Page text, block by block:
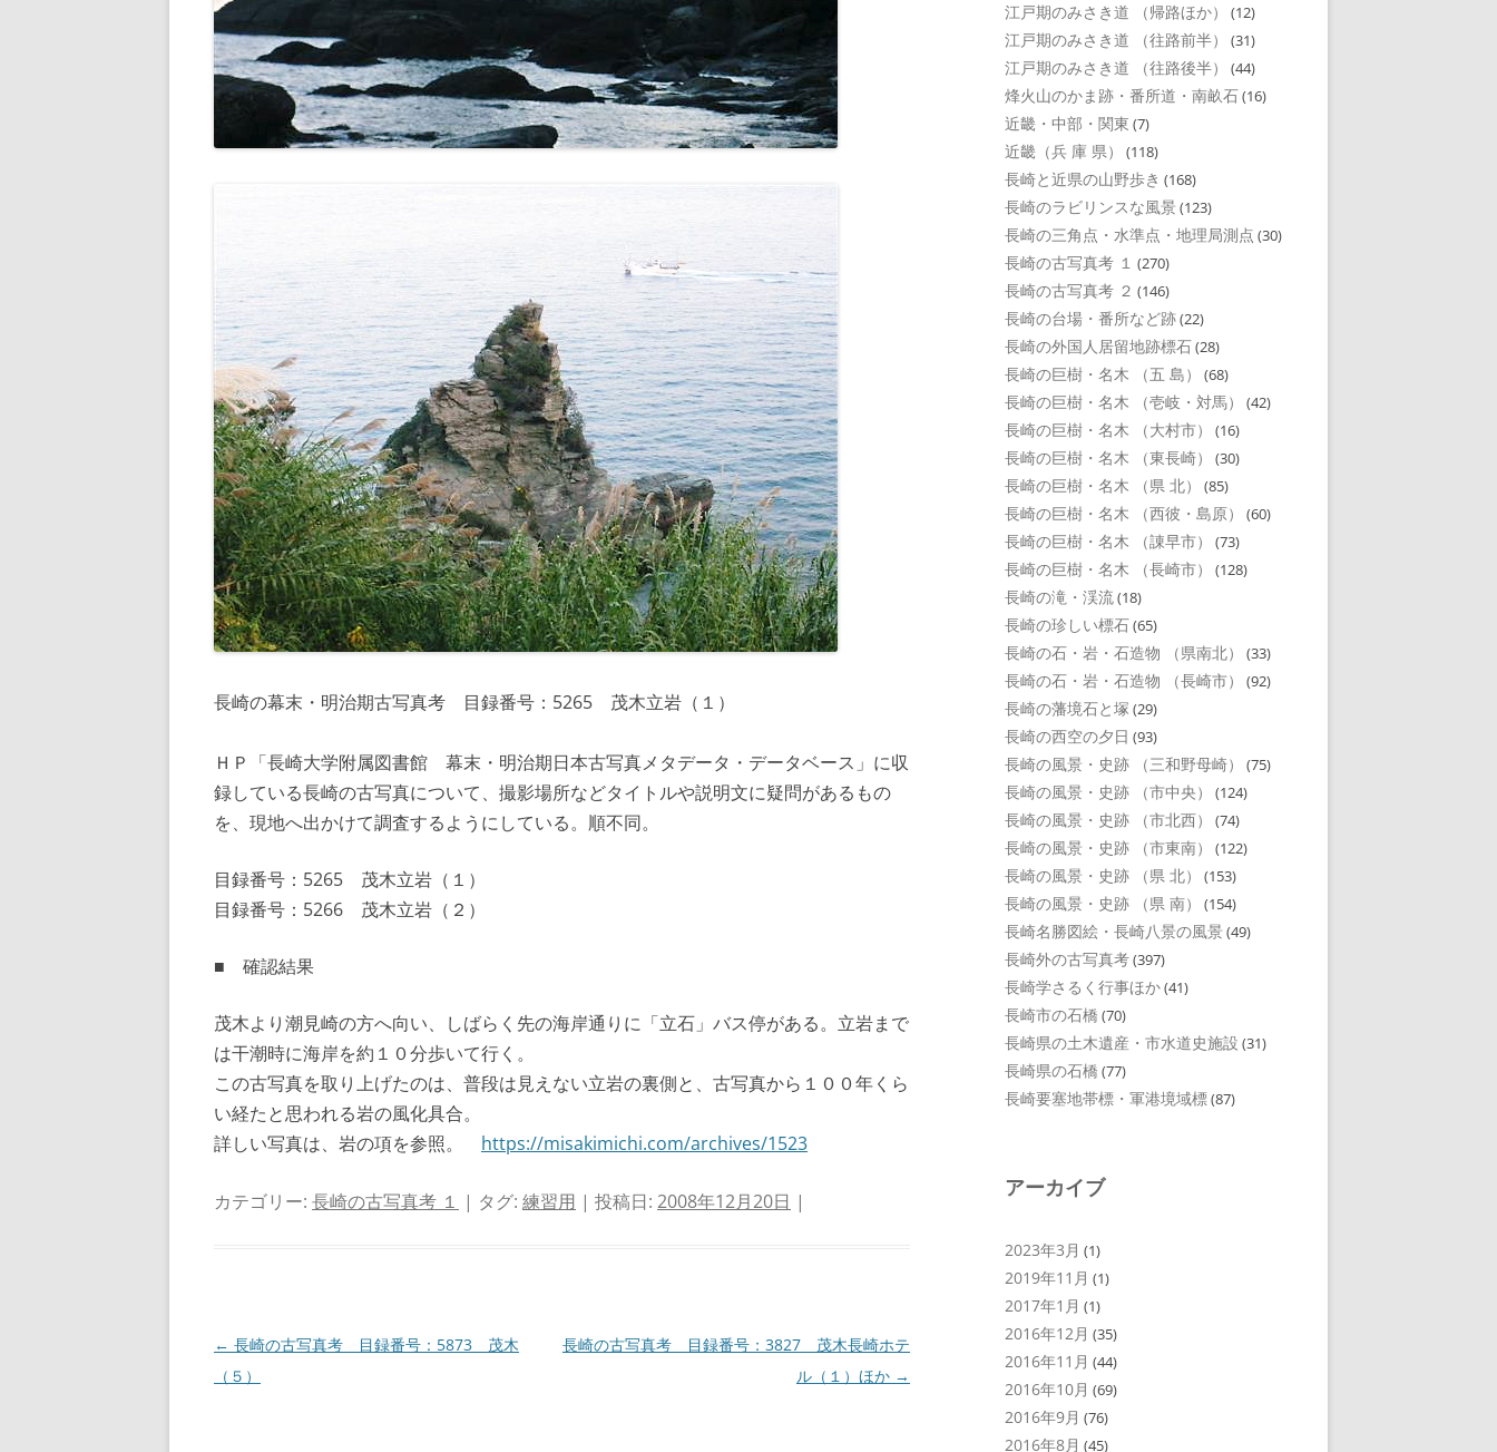
長崎の幕末・明治期古写真考 目録番号：5265 茂木立岩（１）
ＨＰ「長崎大学附属図書館 幕末・明治期日本古写真メタデータ・データベース」に収
録している長崎の古写真について、撮影場所などタイトルや説明文に疑問があるもの
を、現地へ出かけて調査するようにしている。順不同。
目録番号：5265 茂木立岩（１）
目録番号：5266 茂木立岩（２）
■ 確認結果
茂木より潮見崎の方へ向い、しばらく先の海岸通りに「立石」バス停がある。立岩まで
は干潮時に海岸を約１０分歩いて行く。
この古写真を取り上げたのは、普段は見えない立岩の裏側と、古写真から１００年くら
い経たと思われる岩の風化具合。
詳しい写真は、岩の項を参照。 https://misakimichi.com/archives/1523
カテゴリー: 長崎の古写真考 １ | タグ: 練習用 | 投稿日: 2008年12月20日 |
投
稿
← 長崎の古写真考 目録番号：5873 茂木
（５）
長崎の古写真考 目録番号：3827 茂木長崎ホテ
ル（１）ほか →
江戸期のみさき道 （帰路ほか） (12)
江戸期のみさき道 （往路前半） (31)
江戸期のみさき道 （往路後半） (44)
烽火山のかま跡・番所道・南畝石(16)
近畿・中部・関東 (7)
近畿（兵 庫 県） (118)
長崎と近県の山野歩き (168)
長崎のラビリンスな風景 (123)
長崎の三角点・水準点・地理局測点 (30)
長崎の古写真考 １ (270)
長崎の古写真考 ２ (146)
長崎の台場・番所など跡(22)
長崎の外国人居留地跡標石(28)
長崎の巨樹・名木 （五 島） (68)
長崎の巨樹・名木 （壱岐・対馬） (42)
長崎の巨樹・名木 （大村市） (16)
長崎の巨樹・名木 （東長崎） (30)
長崎の巨樹・名木 （県 北） (85)
長崎の巨樹・名木 （西彼・島原） (60)
長崎の巨樹・名木 （諌早市） (73)
長崎の巨樹・名木 （長崎市） (128)
長崎の滝・渓流(18)
長崎の珍しい標石(65)
長崎の石・岩・石造物 （県南北） (33)
長崎の石・岩・石造物 （長崎市） (92)
長崎の藩境石と塚 (29)
長崎の西空の夕日 (93)
長崎の風景・史跡 （三和野母崎） (75)
長崎の風景・史跡 （市中央） (124)
長崎の風景・史跡 （市北西） (74)
長崎の風景・史跡 （市東南） (122)
長崎の風景・史跡 （県 北） (153)
長崎の風景・史跡 （県 南） (154)
長崎名勝図絵・長崎八景の風景 (49)
長崎外の古写真考(397)
長崎学さるく行事ほか(41)
長崎市の石橋 (70)
長崎県の土木遺産・市水道史施設 (31)
長崎県の石橋 (77)
長崎要塞地帯標・軍港境域標(87)
アーカイブ
2023年3月 (1)
2019年11月 (1)
2017年1月 (1)
2016年12月 (35)
2016年11月 (44)
2016年10月 (69)
2016年9月 (76)
2016年8月 (45)